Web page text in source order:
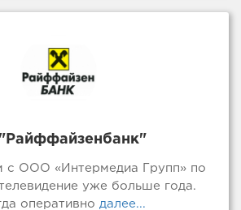
с ООО «Интермедиа Групп» по
уже больше года.
оперативно далее...